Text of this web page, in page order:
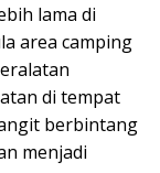
lama di
area camping
di tempat
berbintang
menjadi